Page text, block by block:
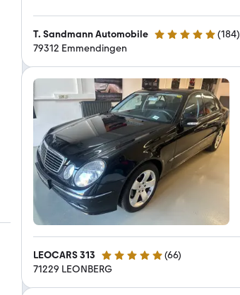
T. Sandmann Automobile 4.9 Sterne (184)
79312 Emmendingen
LEOCARS 313 5 Sterne (66)
71229 LEONBERG